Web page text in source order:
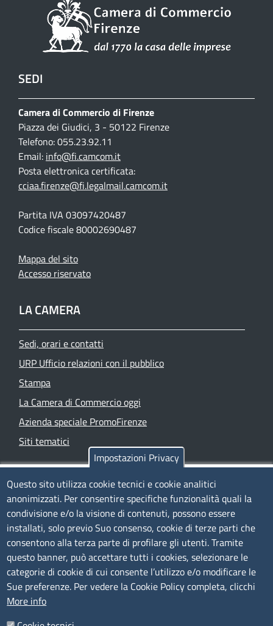
SEDI
Camera di Commercio di Firenze
Piazza dei Giudici, 3 - 50122 Firenze
Telefono: 055.23.92.11
Email: info@fi.camcom.it
Posta elettronica certificata:
cciaa.firenze@fi.legalmail.camcom.it
Partita IVA 03097420487
Codice fiscale 80002690487
Mappa del sito
Accesso riservato
LA CAMERA
Sedi, orari e contatti
URP Ufficio relazioni con il pubblico
Stampa
La Camera di Commercio oggi
Azienda speciale PromoFirenze
Siti tematici
TRASPARENZA
Albo Online
Amministrazione trasparente
Bandi e concorsi
Segnalazioni Whistleblowing
Accessibilità
IBAN e pagamenti informatici
Impostazioni Privacy
Questo sito utilizza cookie tecnici e cookie analitici
anonimizzati. Per consentire specifiche funzionalità quali la
condivisione e/o la visione di contenuti, possono essere
installati, solo previo Suo consenso, cookie di terze parti che
consentono alla terza parte di profilare gli utenti. Tramite
questo banner, può accettare tutti i cookies, selezionare le
categorie di cookie di cui consente l’utilizzo e/o modificare le
Sue preferenze. Per vedere la Cookie Policy completa, clicchi
More info